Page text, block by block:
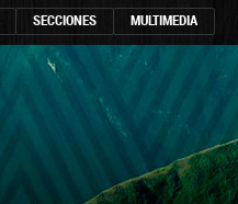
SECCIONES MULTIMEDIA